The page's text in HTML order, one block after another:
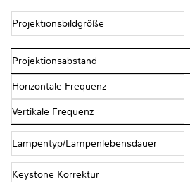
Projektionsbildgröße
Projektionsabstand
Horizontale Frequenz
Vertikale Frequenz
Lampentyp/Lampenlebensdauer
Keystone Korrektur